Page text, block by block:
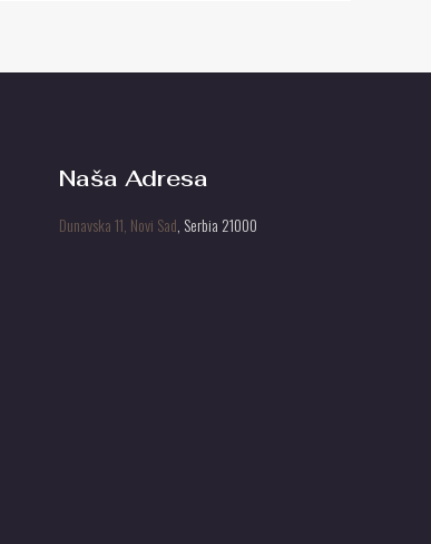
Naša Adresa
Dunavska 11, Novi Sad, Serbia 21000